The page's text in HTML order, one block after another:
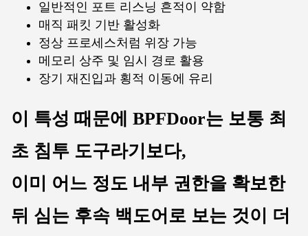
일반적인 포트 리스닝 흔적이 약함
매직 패킷 기반 활성화
정상 프로세스처럼 위장 가능
메모리 상주 및 임시 경로 활용
장기 재진입과 횡적 이동에 유리
이 특성 때문에 BPFDoor는 보통 최
초 침투 도구라기보다,
이미 어느 정도 내부 권한을 확보한
뒤 심는 후속 백도어 로 보는 것이 더